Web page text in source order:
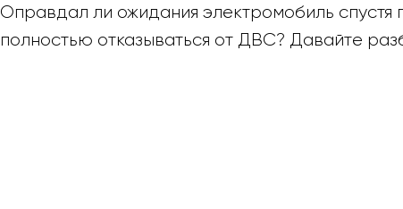
Оправдал ли ожидания электромобиль спустя
полностью отказываться от ДВС? Давайте